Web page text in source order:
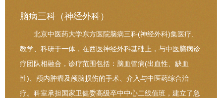
脑病三科（神经外科）
北京中医药大学东方医院脑病三科(神经外科)集医疗、
教学、科研于一体，在西医神经外科基础上，与中医脑病诊
疗团队相融合，诊疗范围包括：脑血管病(出血性、缺血
性)、颅内肿瘤及颅脑损伤的手术、介入与中医药综合治
疗。科室承担国家卫健委高级卒中中心二线值班，建立了急